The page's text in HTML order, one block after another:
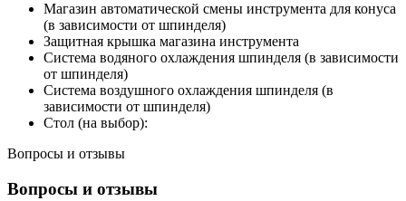
Магазин автоматической смены инструмента для конуса
(в зависимости от шпинделя)
Защитная крышка магазина инструмента
Система водяного охлаждения шпинделя (в зависимости
от шпинделя)
Система воздушного охлаждения шпинделя (в
зависимости от шпинделя)
Стол (на выбор):
Вопросы и отзывы
Вопросы и отзывы